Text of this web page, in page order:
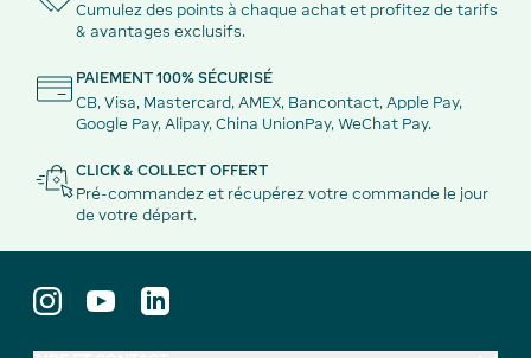
Cumulez des points à chaque achat et profitez de tarifs
& avantages exclusifs.
PAIEMENT 100% SÉCURISÉ
CB, Visa, Mastercard, AMEX, Bancontact, Apple Pay,
Google Pay, Alipay, China UnionPay, WeChat Pay.
CLICK & COLLECT OFFERT
Pré-commandez et récupérez votre commande le jour
de votre départ.